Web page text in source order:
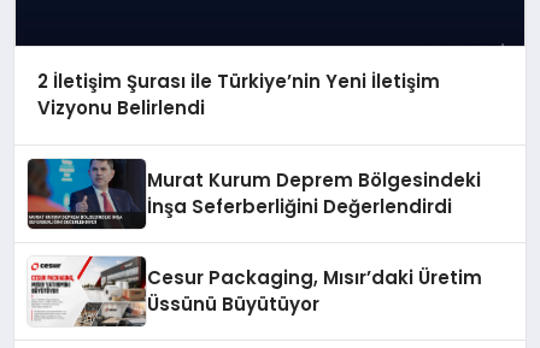
2 İletişim Şurası ile Türkiye’nin Yeni İletişim
Vizyonu Belirlendi
Murat Kurum Deprem Bölgesindeki
İnşa Seferberliğini Değerlendirdi
Cesur Packaging, Mısır’daki Üretim
Üssünü Büyütüyor